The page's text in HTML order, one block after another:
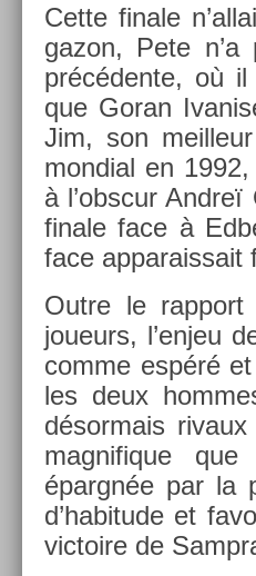
Cette fin­ale
gazon, Pete
précédente, où il
que Goran
Jim, son
mon­di­al en
à l’obscur
finale face à
face ap­parais­sait
Outre le
joueurs, l’enjeu
comme espéré
les deux
désor­mais
mag­nifique
épargnée par la
d’habitude et
vic­toire de